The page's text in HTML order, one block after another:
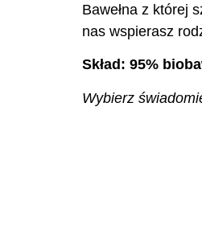
Bawełna z której
nas wspierasz
Skład: 95%
Wybierz